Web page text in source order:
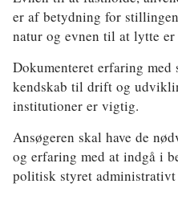
er af betydning for
natur og evnen til at lytte er
Dokumenteret erfaring med
kendskab til drift og
institutioner er vigtig.
Ansøgeren skal have de
og erfaring med at indgå i
politisk styret administrativt